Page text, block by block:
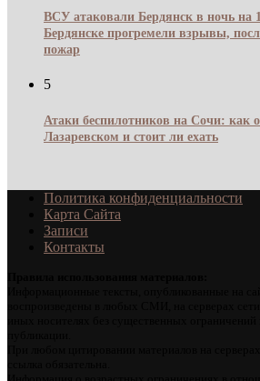
ВСУ атаковали Бердянск в ночь на
Бердянске прогремели взрывы,
пожар
5
Атаки беспилотников на Сочи: как
Лазаревском и стоит ли ехать
Политика конфиденциальности
Карта Сайта
Записи
Контакты